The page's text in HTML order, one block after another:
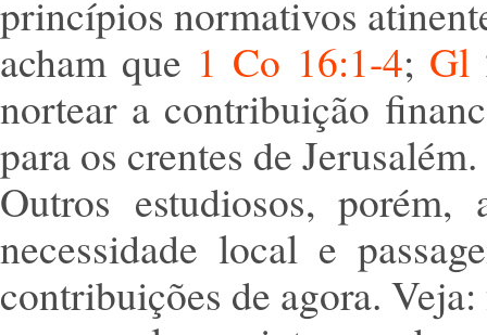
princípios normativos
acham que 1 Co 16:1-4; Gl
nortear a contribuição
para os crentes de Jerusalém.
Outros estudiosos,
necessidade local e
contribuições de agora.